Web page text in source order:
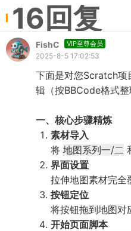
16回复
FishC VIP至尊会员
2025-8-5 17:02:53
下面是对您Scratch项
辑（按BBCode格式整
一、核心步骤精炼
素材导入
将 地图系列一/二
界面设置
拉伸地图素材完全
按钮定位
将按钮拖到地图对
开始页面脚本